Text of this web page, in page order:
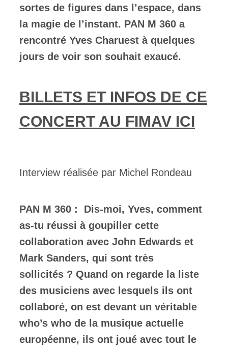
sortes de figures dans l’espace, dans
la magie de l’instant. PAN M 360 a
rencontré Yves Charuest à quelques
jours de voir son souhait exaucé.
BILLETS ET INFOS DE CE
CONCERT AU FIMAV ICI
Interview réalisée par Michel Rondeau
PAN M 360 :
Dis-moi, Yves, comment
as-tu réussi à goupiller cette
collaboration avec John Edwards et
Mark Sanders, qui sont très
sollicités ? Quand on regarde la liste
des musiciens avec lesquels ils ont
collaboré, on est devant un véritable
who’s who de la musique actuelle
européenne, ils ont joué avec tout le